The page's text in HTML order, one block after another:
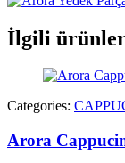
İlgili
Categories:
Arora